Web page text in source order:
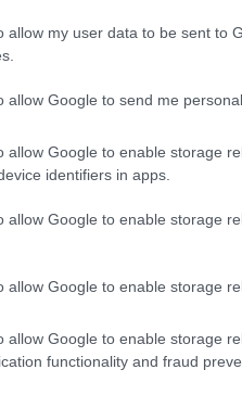
allow my user data to be sent to
allow Google to send me
allow Google to enable storage
identifiers in apps.
allow Google to enable storage
allow Google to enable storage
allow Google to enable storage
functionality and fraud
debate -Η
της δημοκρατίας
20/11/2024
Debate ΣΥΡΙΖΑ:
«μαργαριτάρια»,